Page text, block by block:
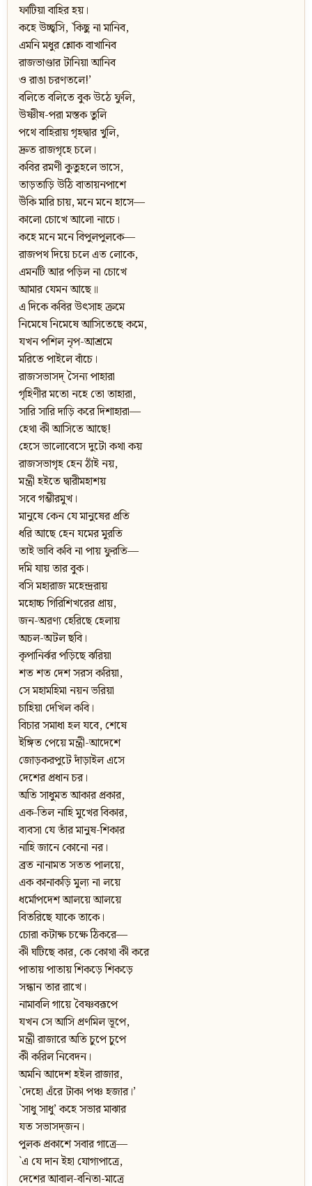
ফাটিয়া বাহির হয়।
কহে উচ্ছ্বসি, `কিছু না মানিব,
এমনি মধুর শ্লোক বাখানিব
রাজভাণ্ডার টানিয়া আনিব
ও রাঙা চরণতলে!’
বলিতে বলিতে বুক উঠে ফুলি,
উষ্ণীষ-পরা মস্তক তুলি
পথে বাহিরায় গৃহদ্বার খুলি,
দ্রুত রাজগৃহে চলে।
কবির রমণী কুতুহলে ভাসে,
তাড়তাড়ি উঠি বাতায়নপাশে
উঁকি মারি চায়, মনে মনে হাসে—
কালো চোখে আলো নাচে।
কহে মনে মনে বিপুলপুলকে—
রাজপথ দিয়ে চলে এত লোকে,
এমনটি আর পড়িল না চোখে
আমার যেমন আছে॥
এ দিকে কবির উত্‍‌সাহ ক্রমে
নিমেষে নিমেষে আসিতেছে কমে,
যখন পশিল নৃপ-আশ্রমে
মরিতে পাইলে বাঁচে।
রাজসভাসদ্ সৈন্য পাহারা
গৃহিণীর মতো নহে তো তাহারা,
সারি সারি দাড়ি করে দিশাহারা—
হেথা কী আসিতে আছে!
হেসে ভালোবেসে দুটো কথা কয়
রাজসভাগৃহ হেন ঠাঁই নয়,
মন্ত্রী হইতে দ্বারীমহাশয়
সবে গম্ভীরমুখ।
মানুষে কেন যে মানুষের প্রতি
ধরি আছে হেন যমের মুরতি
তাই ভাবি কবি না পায় ফুরতি—
দমি যায় তার বুক।
বসি মহারাজ মহেন্দ্ররায়
মহোচ্চ গিরিশিখরের প্রায়,
জন-অরণ্য হেরিছে হেলায়
অচল-অটল ছবি।
কৃপানির্ঝর পড়িছে ঝরিয়া
শত শত দেশ সরস করিয়া,
সে মহামহিমা নয়ন ভরিয়া
চাহিয়া দেখিল কবি।
বিচার সমাধা হল যবে, শেষে
ইঙ্গিত পেয়ে মন্ত্রী-আদেশে
জোড়করপুটে দাঁড়াইল এসে
দেশের প্রধান চর।
অতি সাধুমত আকার প্রকার,
এক-তিল নাহি মুখের বিকার,
ব্যবসা যে তাঁর মানুষ-শিকার
নাহি জানে কোনো নর।
ব্রত নানামত সতত পালয়ে,
এক কানাকড়ি মুল্য না লয়ে
ধর্মোপদেশ আলয়ে আলয়ে
বিতরিছে যাকে তাকে।
চোরা কটাক্ষ চক্ষে ঠিকরে—
কী ঘটিছে কার, কে কোথা কী করে
পাতায় পাতায় শিকড়ে শিকড়ে
সন্ধান তার রাখে।
নামাবলি গায়ে বৈষ্ণবরূপে
যখন সে আসি প্রণমিল ভূপে,
মন্ত্রী রাজারে অতি চুপে চুপে
কী করিল নিবেদন।
অমনি আদেশ হইল রাজার,
`দেহো এঁরে টাকা পঞ্চ হজার।’
`সাধু সাধু’ কহে সভার মাঝার
যত সভাসদ্‌জন।
পুলক প্রকাশে সবার গাত্রে—
`এ যে দান ইহা যোগ্যপাত্রে,
দেশের আবাল-বনিতা-মাত্রে